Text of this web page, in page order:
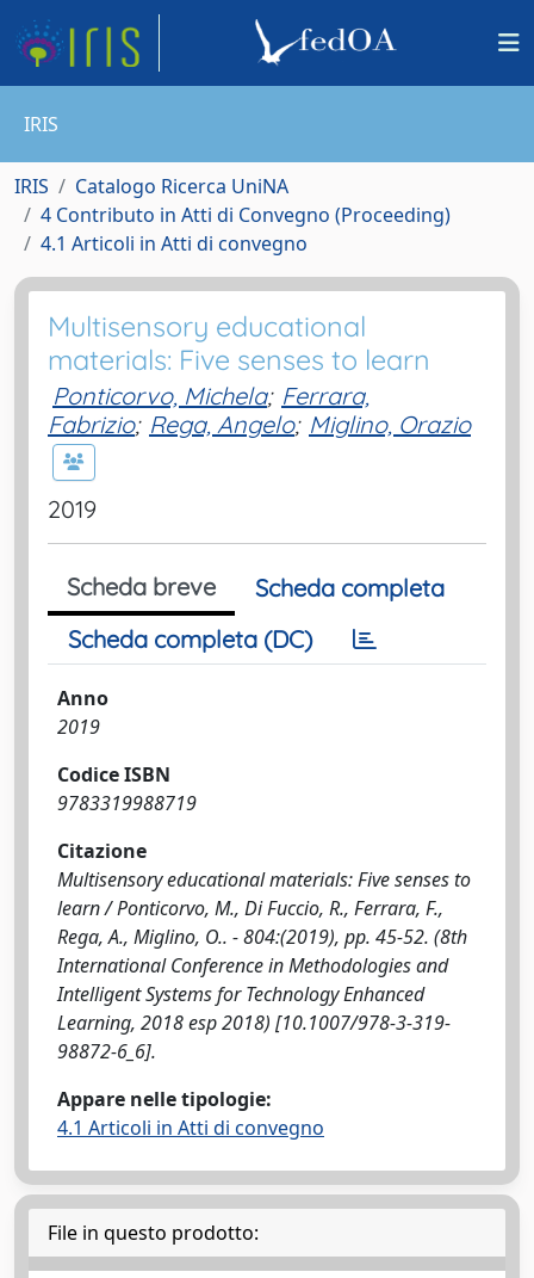
IRIS
IRIS
Catalogo Ricerca UniNA
4 Contributo in Atti di Convegno (Proceeding)
4.1 Articoli in Atti di convegno
Multisensory educational
materials: Five senses to learn
Ponticorvo, Michela; Ferrara,
Fabrizio; Rega, Angelo; Miglino, Orazio
2019
Scheda breve
Scheda completa
Scheda completa (DC)
Anno
2019
Codice ISBN
9783319988719
Citazione
Multisensory educational materials: Five senses to
learn / Ponticorvo, M., Di Fuccio, R., Ferrara, F.,
Rega, A., Miglino, O.. - 804:(2019), pp. 45-52. (8th
International Conference in Methodologies and
Intelligent Systems for Technology Enhanced
Learning, 2018 esp 2018) [10.1007/978-3-319-
98872-6_6].
Appare nelle tipologie:
4.1 Articoli in Atti di convegno
File in questo prodotto: